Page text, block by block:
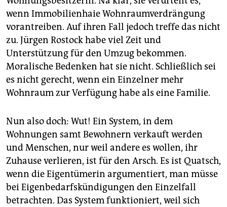
wenn Immobilienhaie Wohnraumverdrängung
vorantreiben. Auf ihren Fall jedoch treffe das nicht
zu. Jürgen Rostock habe viel Zeit und
Unterstützung für den Umzug bekommen.
Moralische Bedenken hat sie nicht. Schließlich sei
es nicht gerecht, wenn ein Einzelner mehr
Wohnraum zur Verfügung habe als eine Familie.
Nun also doch: Wut! Ein System, in dem
Wohnungen samt Bewohnern verkauft werden
und Menschen, nur weil andere es wollen, ihr
Zuhause verlieren, ist für den Arsch. Es ist Quatsch,
wenn die Eigentümerin argumentiert, man müsse
bei Eigenbedarfskündigungen den Einzelfall
betrachten. Das System funktioniert, weil sich